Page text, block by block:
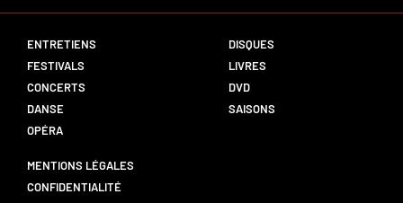
ENTRETIENS
FESTIVALS
CONCERTS
DANSE
OPÉRA
DISQUES
LIVRES
DVD
SAISONS
MENTIONS LÉGALES
CONFIDENTIALITÉ